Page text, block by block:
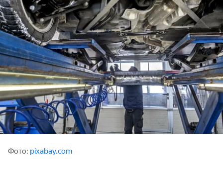
Фото: pixabay.com